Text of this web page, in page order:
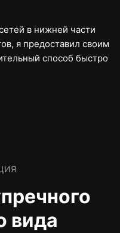
в нижней части
я предоставил своим
способ быстро
вида